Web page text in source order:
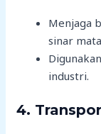
Menjaga
sinar
industri.
4.